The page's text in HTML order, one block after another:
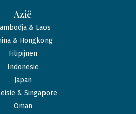
Azië
& Laos
& Hongkong
Filipijnen
Indonesië
Japan
& Singapore
Oman